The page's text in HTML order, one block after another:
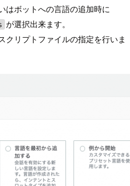
はボットへの言語の追加時に
が選択出来ます。
クリプトファイルの指定を行いま